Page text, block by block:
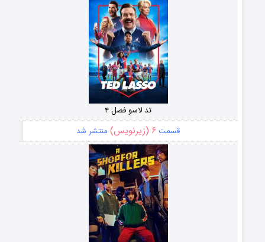
تد لاسو فصل ۴
قسمت ۶ (زیرنویس) منتشر شد